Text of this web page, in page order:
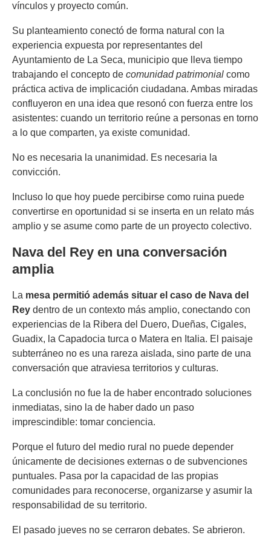
vínculos y proyecto común.
Su planteamiento conectó de forma natural con la
experiencia expuesta por representantes del
Ayuntamiento de La Seca, municipio que lleva tiempo
trabajando el concepto de comunidad patrimonial como
práctica activa de implicación ciudadana. Ambas miradas
confluyeron en una idea que resonó con fuerza entre los
asistentes: cuando un territorio reúne a personas en torno
a lo que comparten, ya existe comunidad.
No es necesaria la unanimidad. Es necesaria la
convicción.
Incluso lo que hoy puede percibirse como ruina puede
convertirse en oportunidad si se inserta en un relato más
amplio y se asume como parte de un proyecto colectivo.
Nava del Rey en una conversación
amplia
La mesa permitió además situar el caso de Nava del
Rey dentro de un contexto más amplio, conectando con
experiencias de la Ribera del Duero, Dueñas, Cigales,
Guadix, la Capadocia turca o Matera en Italia. El paisaje
subterráneo no es una rareza aislada, sino parte de una
conversación que atraviesa territorios y culturas.
La conclusión no fue la de haber encontrado soluciones
inmediatas, sino la de haber dado un paso
imprescindible: tomar conciencia.
Porque el futuro del medio rural no puede depender
únicamente de decisiones externas o de subvenciones
puntuales. Pasa por la capacidad de las propias
comunidades para reconocerse, organizarse y asumir la
responsabilidad de su territorio.
El pasado jueves no se cerraron debates. Se abrieron.